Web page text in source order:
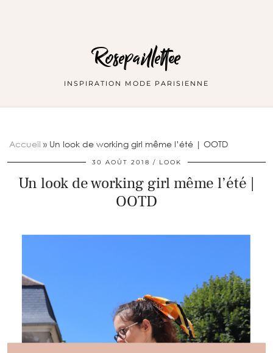
Rosepaillettee
INSPIRATION MODE PARISIENNE
Accueil » Un look de working girl même l’été | OOTD
30 AOÛT 2018 LOOK
Un look de working girl même l’été |
OOTD